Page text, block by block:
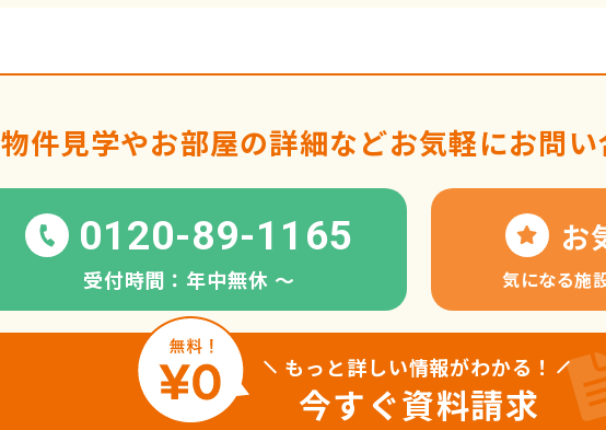
物件見学やお部屋の詳細などお気軽にお問い
0120-89-1165
受付時間：年中無休 〜
お
気になる施
もっと詳しい情報がわかる！
今すぐ資料請求